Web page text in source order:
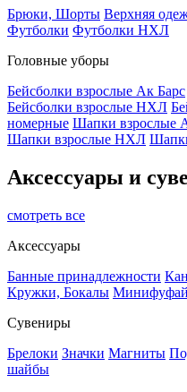
Брюки, Шорты Верхняя
Футболки Футболки НХЛ
Головные уборы
Бейсболки взрослые Ак Барс
Бейсболки взрослые НХЛ
номерные Шапки взрослые
Шапки взрослые НХЛ
Аксессуары и
смотреть все
Аксессуары
Банные принадлежности
Кружки, Бокалы
Сувениры
Брелоки Значки Магниты
шайбы